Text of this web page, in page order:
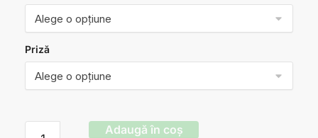
Priză
Adaugă în coș